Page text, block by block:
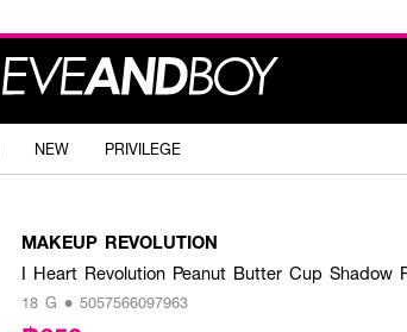
NEW PRIVILEGE
MAKEUP REVOLUTION
I Heart Revolution Peanut Butter Cup Shadow
18 G • 5057566097963